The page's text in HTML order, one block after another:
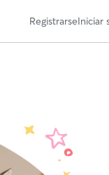
RegistrarseIniciar